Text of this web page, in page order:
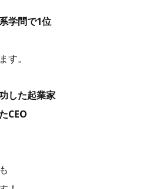
学問で1位
す。
した起業家
CEO